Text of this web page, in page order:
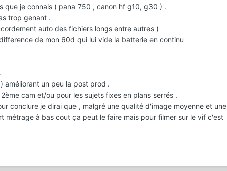
que je connais ( pana 750 , canon hf g10, g30 ) .
trop genant .
auto des fichiers longs entre autres )
de mon 60d qui lui vide la batterie en continu
améliorant un peu la post prod .
cam et/ou pour les sujets fixes en plans serrés .
conclure je dirai que , malgré une qualité d'image moyenne et une
métrage à bas cout ça peut le faire mais pour filmer sur le vif c'est